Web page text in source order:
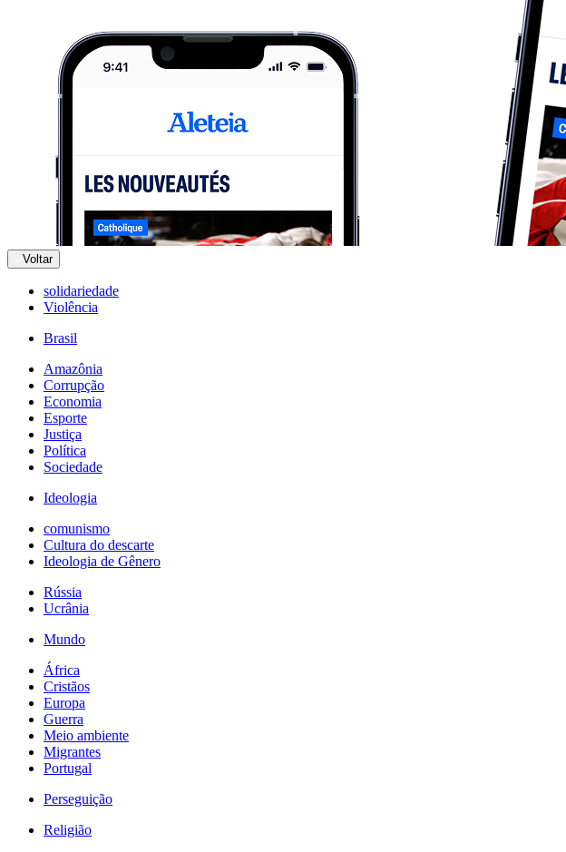
Voltar
solidariedade
Violência
Brasil
Amazônia
Corrupção
Economia
Esporte
Justiça
Política
Sociedade
Ideologia
comunismo
Cultura do descarte
Ideologia de Gênero
Rússia
Ucrânia
Mundo
África
Cristãos
Europa
Guerra
Meio ambiente
Migrantes
Portugal
Perseguição
Religião